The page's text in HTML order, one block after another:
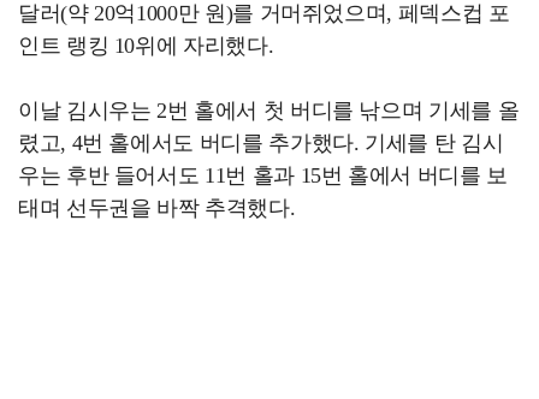
달러(약 20억1000만 원)를 거머쥐었으며, 페덱스컵 포
인트 랭킹 10위에 자리했다.
이날 김시우는 2번 홀에서 첫 버디를 낚으며 기세를 올
렸고, 4번 홀에서도 버디를 추가했다. 기세를 탄 김시
우는 후반 들어서도 11번 홀과 15번 홀에서 버디를 보
태며 선두권을 바짝 추격했다.